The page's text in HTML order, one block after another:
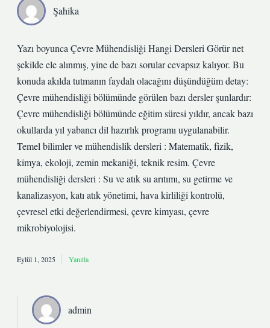
Şahika
Yazı boyunca Çevre Mühendisliği Hangi Dersleri Görür net
şekilde ele alınmış, yine de bazı sorular cevapsız kalıyor. Bu
konuda akılda tutmanın faydalı olacağını düşündüğüm detay:
Çevre mühendisliği bölümünde görülen bazı dersler şunlardır:
Çevre mühendisliği bölümünde eğitim süresi yıldır, ancak bazı
okullarda yıl yabancı dil hazırlık programı uygulanabilir.
Temel bilimler ve mühendislik dersleri : Matematik, fizik,
kimya, ekoloji, zemin mekaniği, teknik resim. Çevre
mühendisliği dersleri : Su ve atık su arıtımı, su getirme ve
kanalizasyon, katı atık yönetimi, hava kirliliği kontrolü,
çevresel etki değerlendirmesi, çevre kimyası, çevre
mikrobiyolojisi.
Eylül 1, 2025 Yanıtla
admin